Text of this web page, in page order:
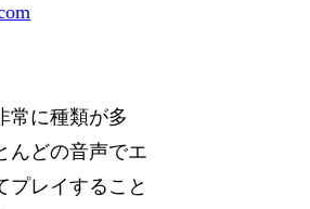
常に種類が多
んどの音声でエ
プレイすること